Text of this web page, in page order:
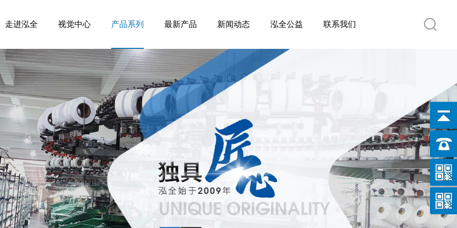
走进泓全 视觉中心 产品系列 最新产品 新闻动态 泓全公益 联系我们